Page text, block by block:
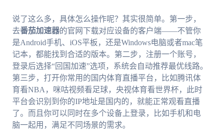
说了这么多，具体怎么操作呢？其实很简单。第一步，
去番茄加速器的官网下载对应设备的客户端——不管你
是Android手机、iOS平板，还是Windows电脑或者mac笔
记本，都能找到合适的版本。第二步，注册一个账号，
登录后选择“回国加速”选项，系统会自动推荐最优线路。
第三步，打开你常用的国内体育直播平台，比如腾讯体
育看NBA，咪咕视频看足球，央视体育看世界杯，此时
平台会识别到你的IP地址是国内的，就能正常观看直播
了。而且你可以同时在多个设备上登录，比如手机和电
脑一起用，满足不同场景的需求。